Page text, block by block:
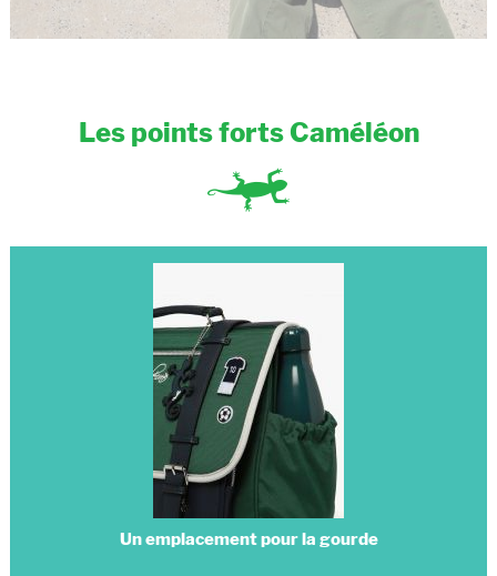
Les points forts Caméléon
Un emplacement pour la gourde